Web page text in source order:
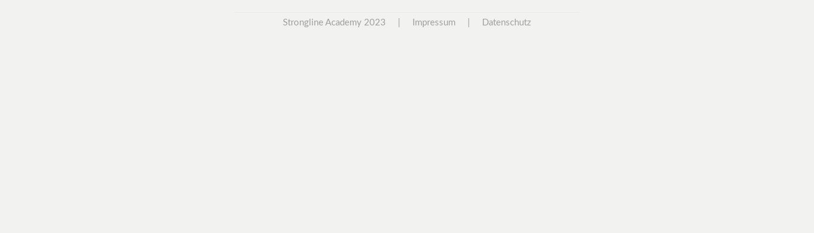
Strongline Academy 2023 Impressum Datenschutz